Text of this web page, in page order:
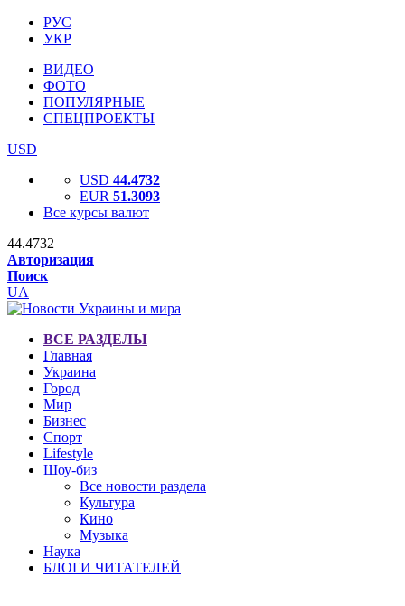
РУС
УКР
ВИДЕО
ФОТО
ПОПУЛЯРНЫЕ
СПЕЦПРОЕКТЫ
USD
USD 44.4732
EUR 51.3093
Все курсы валют
44.4732
Авторизация
Поиск
UA
ВСЕ РАЗДЕЛЫ
Главная
Украина
Город
Мир
Бизнес
Спорт
Lifestyle
Шоу-биз
Все новости раздела
Культура
Кино
Музыка
Наука
БЛОГИ ЧИТАТЕЛЕЙ